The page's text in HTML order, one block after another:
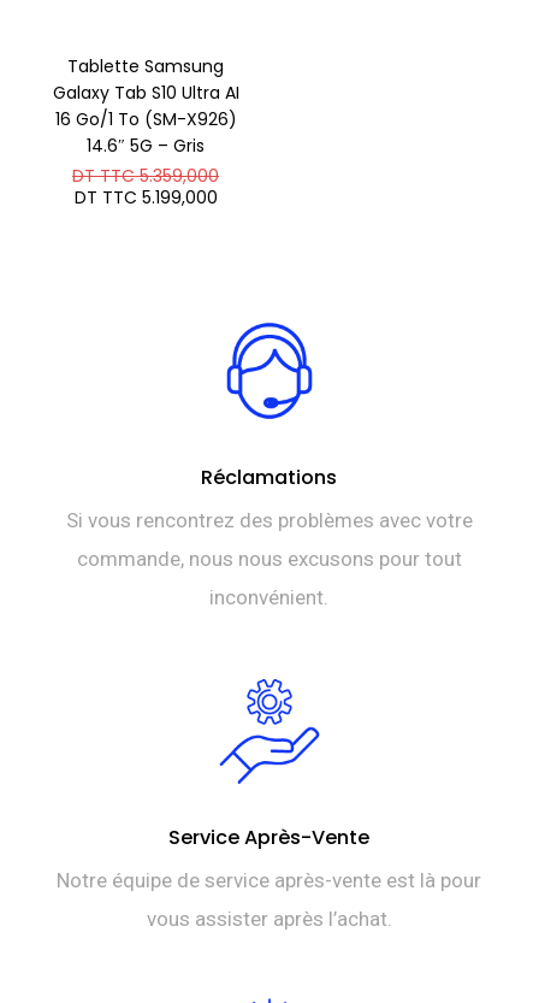
Tablette Samsung
Galaxy Tab S10 Ultra AI
16 Go/1 To (SM-X926)
14.6″ 5G – Gris
DT TTC5.359,000Le
DT TTC 5.199,000Le
Réclamations
Si vous rencontrez des problèmes avec votre
commande, nous nous excusons pour tout
inconvénient.
Service Après-Vente
Notre équipe de service après-vente est là pour
vous assister après l’achat.